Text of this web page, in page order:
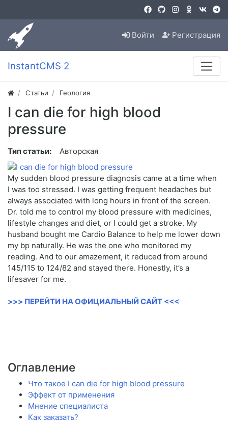
Войти Регистрация
InstantCMS 2
Статьи Геология
I can die for high blood
pressure
Тип статьи: Авторская
My sudden blood pressure diagnosis came at a time when
I was too stressed. I was getting frequent headaches but
always associated with long hours in front of the screen.
Dr. told me to control my blood pressure with medicines,
lifestyle changes and diet, or I could get a stroke. My
husband bought me Cardio Balance to help me lower down
my bp naturally. He was the one who monitored my
reading. And to our amazement, it reduced from around
145/115 to 124/82 and stayed there. Honestly, it’s a
lifesaver for me.
>>> ПЕРЕЙТИ НА ОФИЦИАЛЬНЫЙ САЙТ <<<
Оглавление
Что такое I can die for high blood pressure
Эффект от применения
Мнение специалиста
Как заказать?